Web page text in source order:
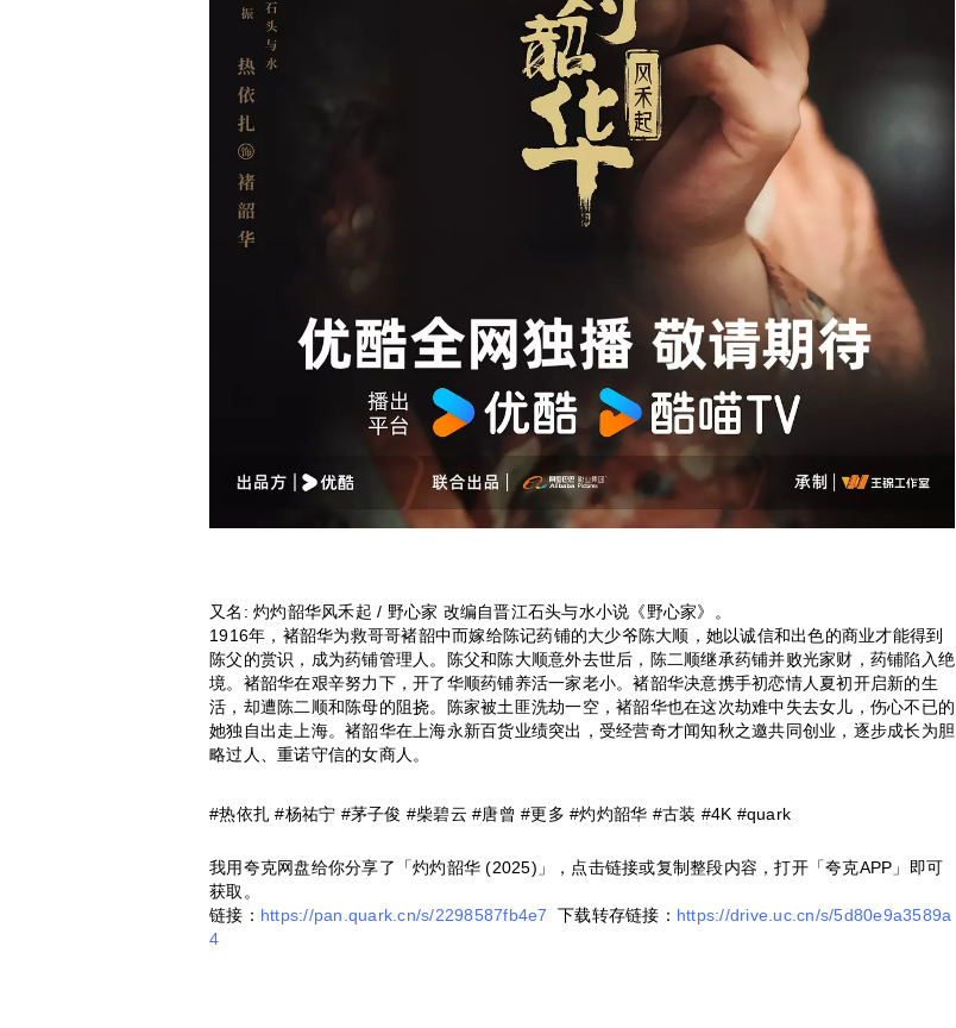
又名: 灼灼韶华风禾起 / 野心家 改编自晋江石头与水小说《野心家》。
1916年，褚韶华为救哥哥褚韶中而嫁给陈记药铺的大少爷陈大顺，她以诚信和出色的商业才能得到
陈父的赏识，成为药铺管理人。陈父和陈大顺意外去世后，陈二顺继承药铺并败光家财，药铺陷入绝
境。褚韶华在艰辛努力下，开了华顺药铺养活一家老小。褚韶华决意携手初恋情人夏初开启新的生
活，却遭陈二顺和陈母的阻挠。陈家被土匪洗劫一空，褚韶华也在这次劫难中失去女儿，伤心不已的
她独自出走上海。褚韶华在上海永新百货业绩突出，受经营奇才闻知秋之邀共同创业，逐步成长为胆
略过人、重诺守信的女商人。
#热依扎 #杨祐宁 #茅子俊 #柴碧云 #唐曾 #更多 #灼灼韶华 #古装 #4K #quark
我用夸克网盘给你分享了「灼灼韶华 (2025)」，点击链接或复制整段内容，打开「夸克APP」即可
获取。
链接： https://pan.quark.cn/s/2298587fb4e7 下载转存链接： https://drive.uc.cn/s/5d80e9a3589a
4